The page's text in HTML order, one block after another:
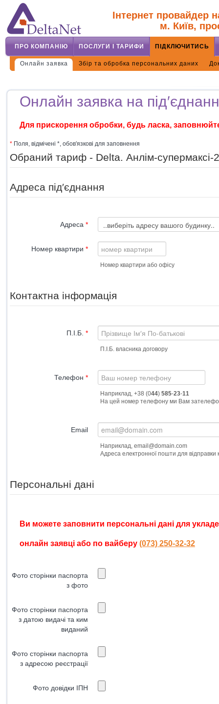
Інтернет провайдер
м. Київ,
ПРО КОМПАНІЮ ПОСЛУГИ І ТАРИФИ ПІДКЛЮЧИТИСЬ
Онлайн заявка Збір та обробка персональних даних
Онлайн заявка на
Для прискорення обробки, будь ласка,
* Поля, відмічені *, обов′язкові для заповнення
Обраний тариф - Delta. Анлім-супермаксі-
Адреса під′єднання
Адреса *
Номер квартири *
Номер квартири або офісу
Контактна інформація
П.І.Б. *
П.І.Б. власника договору
Телефон *
Наприклад, +38 (044) 585-23-11
Email
Наприклад, email@domain.com
Персональні дані
Ви можете заповнити персональні дані для
онлайн заявці або по вайберу (073) 250-32-32
Фото сторінки паспорта
з фото
Фото сторінки паспорта
з датою видачі та ким
виданий
Фото сторінки паспорта
з адресою реєстрації
Фото довідки ІПН